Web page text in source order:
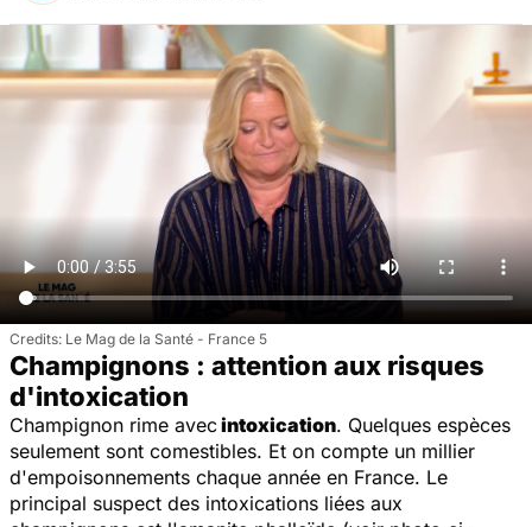
Le Mag de la Santé - France 5
Champignons : attention aux risques
d'intoxication
Champignon rime avecintoxication. Quelques espèces
seulement sont comestibles. Et on compte un millier
d'empoisonnements chaque année en France. Le
principal suspect des intoxications liées aux